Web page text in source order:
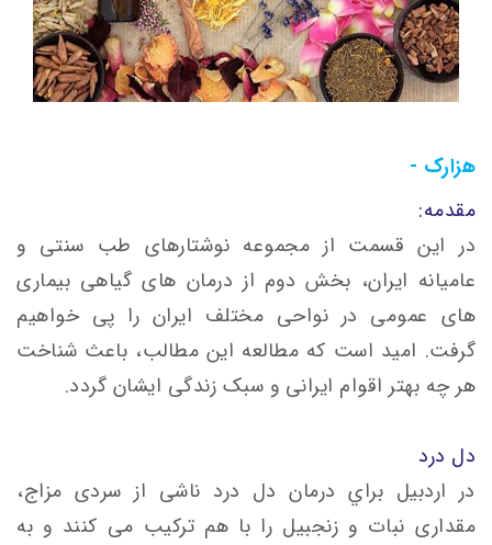
هزارک -
مقدمه:
در این قسمت از مجموعه نوشتارهای طب سنتی و
عامیانه ایران، بخش دوم از درمان های گیاهی بیماری
های عمومی در نواحی مختلف ایران را پی خواهیم
گرفت. امید است که مطالعه این مطالب، باعث شناخت
هر چه بهتر اقوام ایرانی و سبک زندگی ایشان گردد.
دل درد
در اردبیل براي درمان دل درد ناشی از سردی مزاج،
مقداری نبات و زنجبيل را با هم تركيب می کنند و به